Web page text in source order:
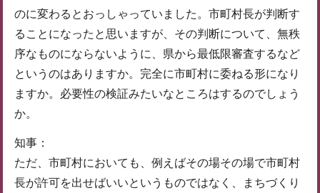
のに変わるとおっしゃっていました。市町村長が判断す
ることになったと思いますが、その判断について、無秩
序なものにならないように、県から最低限審査するなど
というのはありますか。完全に市町村に委ねる形になり
ますか。必要性の検証みたいなところはするのでしょう
か。
知事：
ただ、市町村においても、例えばその場その場で市町村
長が許可を出せばいいというものではなく、まちづくり